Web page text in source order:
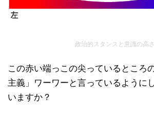
政治的スタンスと意識の高さ
この赤い端っこの尖っているところ
主義」ワーワーと言っているように
いますか？